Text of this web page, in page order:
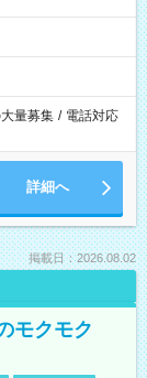
量募集 / 電話対応
詳細へ
掲載日：2026.08.02
モクモク